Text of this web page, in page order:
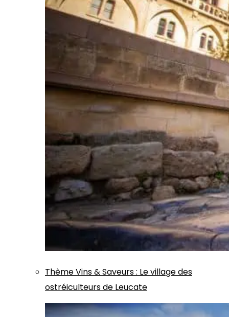
ThèmeVins & Saveurs: Le village des
ostréiculteurs de Leucate